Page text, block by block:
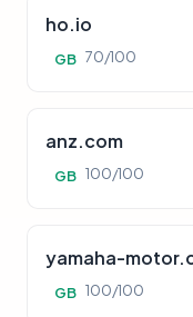
ho.io
GB 70/100
anz.com
GB 100/100
yamaha-
GB 100/100